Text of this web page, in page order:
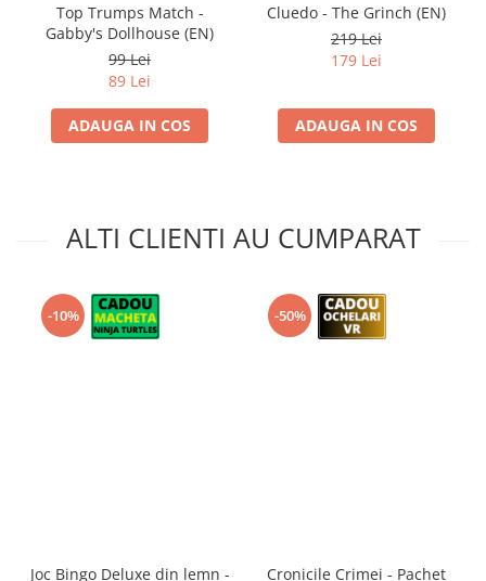
Top Trumps Match -
Gabby's Dollhouse (EN)
99 Lei
89 Lei
ADAUGA IN COS
Cluedo - The Grinch (EN)
219 Lei
179 Lei
ADAUGA IN COS
ALTI CLIENTI AU CUMPARAT
-10%
Joc Bingo Deluxe din lemn -
-50%
Cronicile Crimei - Pachet